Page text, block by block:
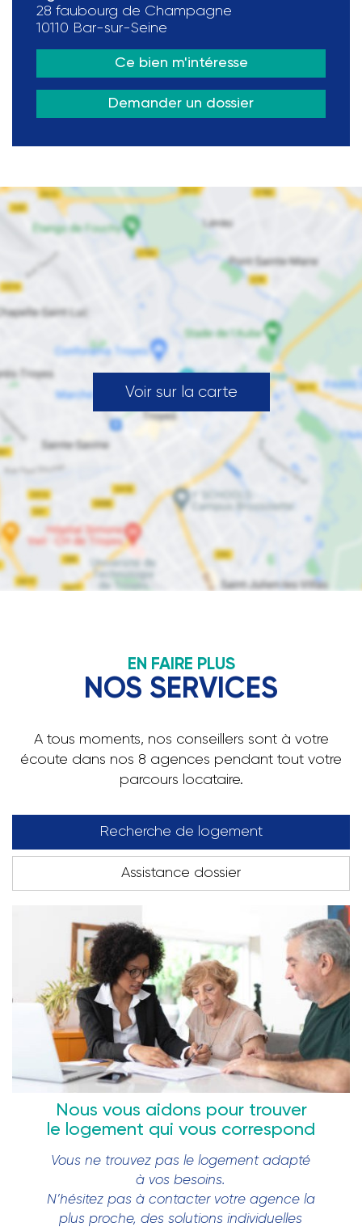
28 faubourg de Champagne
10110 Bar-sur-Seine
Ce bien m'intéresse
Demander un dossier
Voir sur la carte
EN FAIRE PLUS
NOS SERVICES
A tous moments, nos conseillers sont à votre
écoute dans nos 8 agences pendant tout votre
parcours locataire.
Recherche de logement
Assistance dossier
Nous vous aidons pour trouver
le logement qui vous correspond
Vous ne trouvez pas le logement adapté
à vos besoins.
N’hésitez pas à contacter votre agence la
plus proche, des solutions individuelles